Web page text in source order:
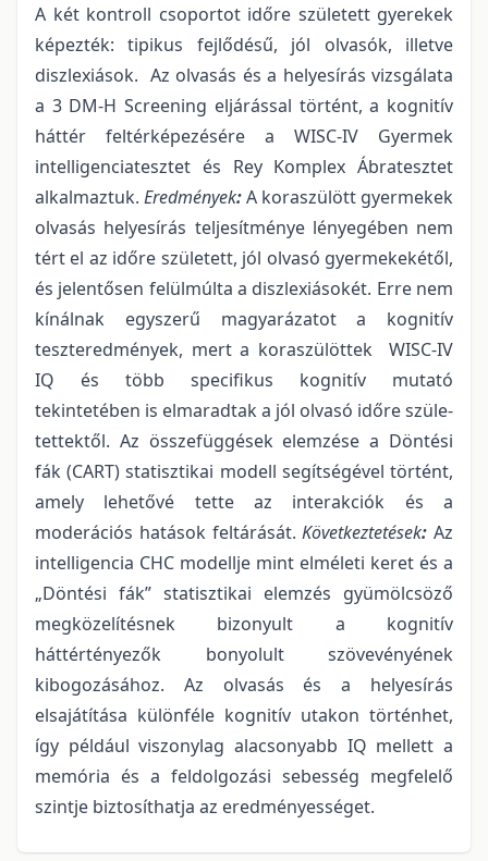
A két kontroll csoportot időre született gyerekek
képezték: tipikus fejlődésű, jól olvasók, illetve
diszlexiások. Az olvasás és a helyesírás vizsgálata
a 3 DM-H Screening eljárással történt, a kognitív
háttér feltérképezésére a WISC-IV Gyermek
intelligenciatesztet és Rey Komplex Ábratesztet
alkalmaztuk. Eredmények:A koraszülött gyermekek
olvasás helyesírás teljesítménye lényegében nem
tért el az időre született, jól olvasó gyermekekétől,
és jelentősen felülmúlta a diszlexiásokét. Erre nem
kínálnak egyszerű magyarázatot a kognitív
teszteredmények, mert a koraszülöttek WISC-IV
IQ és több specifikus kognitív mutató
tekintetében is elmaradtak a jól olvasó időre szüle-
tettektől. Az összefüggések elemzése a Döntési
fák (CART) statisztikai modell segítségével történt,
amely lehetővé tette az interakciók és a
moderációs hatások feltárását.Következtetések: Az
intelligencia CHC modellje mint elméleti keret és a
„Döntési fák” statisztikai elemzés gyümölcsöző
megközelítésnek bizonyult a kognitív
háttértényezők bonyolult szövevényének
kibogozásához. Az olvasás és a helyesírás
elsajátítása különféle kognitív utakon történhet,
így például viszonylag alacsonyabb IQ mellett a
memória és a feldolgozási sebesség megfelelő
szintje biztosíthatja az eredményességet.